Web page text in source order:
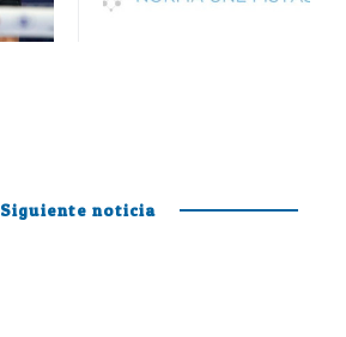
Siguiente noticia